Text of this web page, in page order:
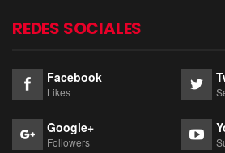
REDES SOCIALES
Facebook
Likes
Google+
Followers